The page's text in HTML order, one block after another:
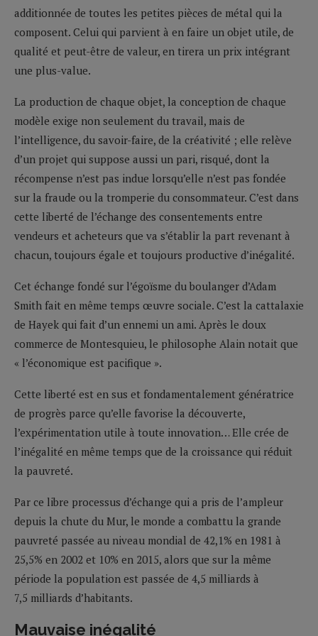
additionnée de toutes les petites pièces de métal qui la
composent. Celui qui parvient à en faire un objet utile, de
qualité et peut-être de valeur, en tirera un prix intégrant
une plus-value.
La production de chaque objet, la conception de chaque
modèle exige non seulement du travail, mais de
l’intelligence, du savoir-faire, de la créativité ; elle relève
d’un projet qui suppose aussi un pari, risqué, dont la
récompense n’est pas indue lorsqu’elle n’est pas fondée
sur la fraude ou la tromperie du consommateur. C’est dans
cette liberté de l’échange des consentements entre
vendeurs et acheteurs que va s’établir la part revenant à
chacun, toujours égale et toujours productive d’inégalité.
Cet échange fondé sur l’égoïsme du boulanger d’Adam
Smith fait en même temps œuvre sociale. C’est la cattalaxie
de Hayek qui fait d’un ennemi un ami. Après le doux
commerce de Montesquieu, le philosophe Alain notait que
« l’économique est pacifique ».
Cette liberté est en sus et fondamentalement génératrice
de progrès parce qu’elle favorise la découverte,
l’expérimentation utile à toute innovation… Elle crée de
l’inégalité en même temps que de la croissance qui réduit
la pauvreté.
Par ce libre processus d’échange qui a pris de l’ampleur
depuis la chute du Mur, le monde a combattu la grande
pauvreté passée au niveau mondial de 42,1% en 1981 à
25,5% en 2002 et 10% en 2015, alors que sur la même
période la population est passée de 4,5 milliards à
7,5 milliards d’habitants.
Mauvaise inégalité